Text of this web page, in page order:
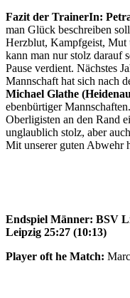
Fazit der TrainerIn:
man Glück beschreiben
Herzblut, Kampfgeist, Mut
kann man nur stolz darauf
Pause verdient. Nächstes
Mannschaft hat sich nach
Michael Glathe
ebenbürtiger
Oberligisten an den Rand
unglaublich stolz, aber
Mit unserer guten Abwehr
Endspiel Männer: BSV
Leipzig 25:27 (10:13)
Player oft he Match: